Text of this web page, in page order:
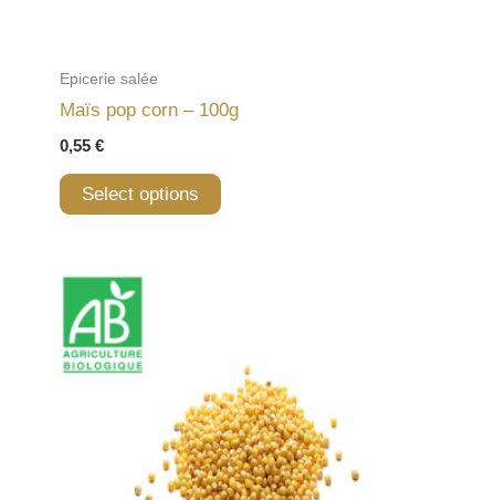
Epicerie salée
Maïs pop corn – 100g
0,55 €
Select options